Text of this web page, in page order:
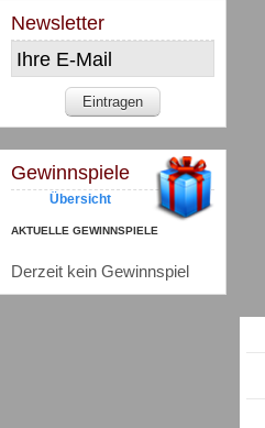
Newsletter
Gewinnspiele
Übersicht
AKTUELLE GEWINNSPIELE
Derzeit kein Gewinnspiel